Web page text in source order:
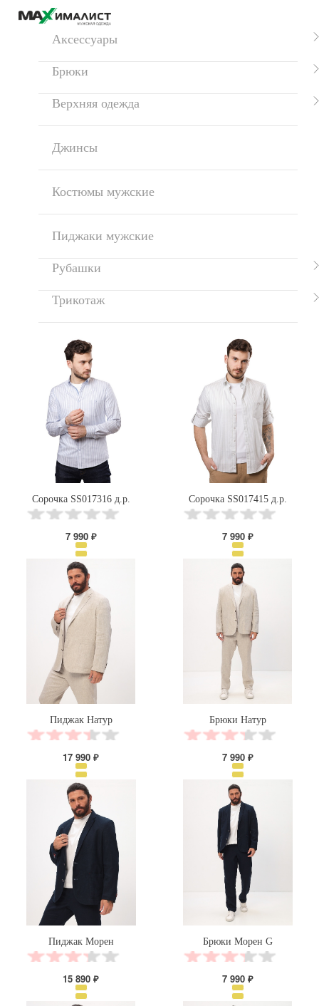
Аксессуары
Брюки
Верхняя одежда
Джинсы
Костюмы мужские
Пиджаки мужские
Рубашки
Трикотаж
Сорочка SS017316 д.р.
7 990 ₽
Сорочка SS017415 д.р.
7 990 ₽
Пиджак Натур
17 990 ₽
Брюки Натур
7 990 ₽
Пиджак Морен
15 890 ₽
Брюки Морен G
7 990 ₽